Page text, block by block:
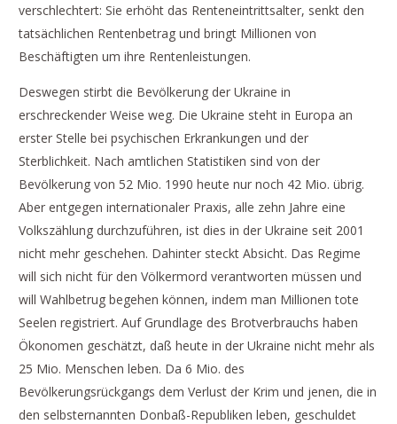
verschlechtert: Sie erhöht das Renteneintrittsalter, senkt den
tatsächlichen Rentenbetrag und bringt Millionen von
Beschäftigten um ihre Rentenleistungen.
Deswegen stirbt die Bevölkerung der Ukraine in
erschreckender Weise weg. Die Ukraine steht in Europa an
erster Stelle bei psychischen Erkrankungen und der
Sterblichkeit. Nach amtlichen Statistiken sind von der
Bevölkerung von 52 Mio. 1990 heute nur noch 42 Mio. übrig.
Aber entgegen internationaler Praxis, alle zehn Jahre eine
Volkszählung durchzuführen, ist dies in der Ukraine seit 2001
nicht mehr geschehen. Dahinter steckt Absicht. Das Regime
will sich nicht für den Völkermord verantworten müssen und
will Wahlbetrug begehen können, indem man Millionen tote
Seelen registriert. Auf Grundlage des Brotverbrauchs haben
Ökonomen geschätzt, daß heute in der Ukraine nicht mehr als
25 Mio. Menschen leben. Da 6 Mio. des
Bevölkerungsrückgangs dem Verlust der Krim und jenen, die in
den selbsternannten Donbaß-Republiken leben, geschuldet